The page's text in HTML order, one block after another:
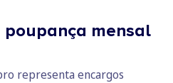
mensal
representa encargos